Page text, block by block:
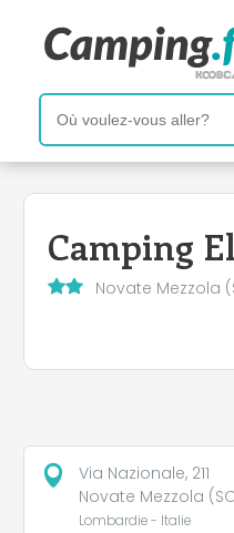
Camping
Novate Mezzola
Via Nazionale, 211
Novate Mezzola
Lombardie - Italie